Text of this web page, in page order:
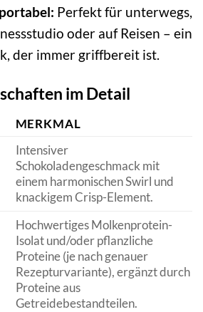
Perfekt für unterwegs,
oder auf Reisen – ein
der immer griffbereit ist.
im Detail
MERKMAL
Intensiver
Schokoladengeschmack mit
einem harmonischen Swirl und
knackigem Crisp-Element.
Hochwertiges Molkenprotein-
Isolat und/oder pflanzliche
Proteine (je nach genauer
Rezepturvariante), ergänzt durch
Proteine aus
Getreidebestandteilen.